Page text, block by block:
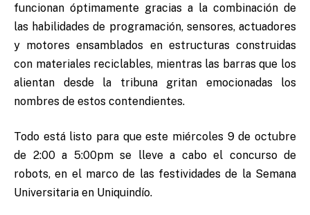
funcionan óptimamente gracias a la combinación de
las habilidades de programación, sensores, actuadores
y motores ensamblados en estructuras construidas
con materiales reciclables, mientras las barras que los
alientan desde la tribuna gritan emocionadas los
nombres de estos contendientes.
Todo está listo para que este miércoles 9 de octubre
de 2:00 a 5:00pm se lleve a cabo el concurso de
robots, en el marco de las festividades de la Semana
Universitaria en Uniquindío.